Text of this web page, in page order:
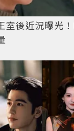
室後近況曝光